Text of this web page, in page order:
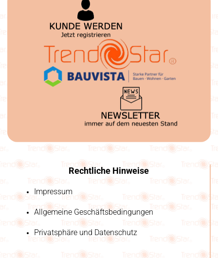
Rechtliche Hinweise
Impressum
Allgemeine Geschäftsbedingungen
Privatsphäre und Datenschutz